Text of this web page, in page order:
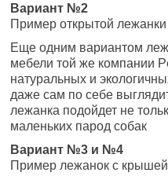
Вариант №2
Пример открытой
Еще одним вариантом
мебели той же компании
натуральных и
даже сам по себе
лежанка подойдет не
маленьких парод собак
Вариант №3 и №4
Пример лежанок с